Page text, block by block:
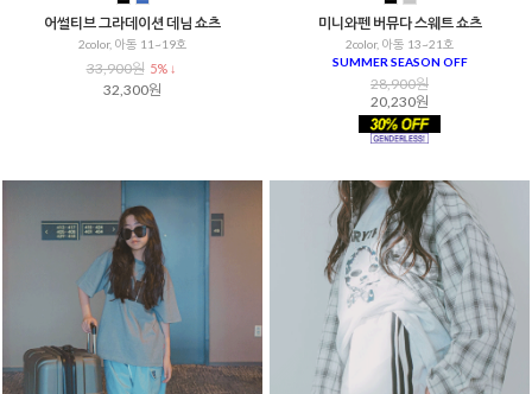
어썰티브 그라데이션 데님 쇼츠
2color, 아동 11~19호
33,900원 5% ↓
32,300원
미니와펜 버뮤다 스웨트 쇼츠
2color, 아동 13~21호
SUMMER SEASON OFF
28,900원
20,230원